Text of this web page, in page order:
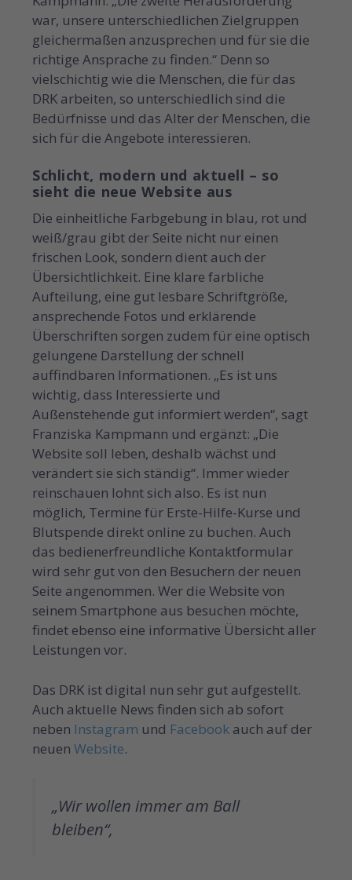
war, unsere unterschiedlichen Zielgruppen
gleichermaßen anzusprechen und für sie die
richtige Ansprache zu finden.“ Denn so
vielschichtig wie die Menschen, die für das
DRK arbeiten, so unterschiedlich sind die
Bedürfnisse und das Alter der Menschen, die
sich für die Angebote interessieren.
Schlicht, modern und aktuell – so
sieht die neue Website aus
Die einheitliche Farbgebung in blau, rot und
weiß/grau gibt der Seite nicht nur einen
frischen Look, sondern dient auch der
Übersichtlichkeit. Eine klare farbliche
Aufteilung, eine gut lesbare Schriftgröße,
ansprechende Fotos und erklärende
Überschriften sorgen zudem für eine optisch
gelungene Darstellung der schnell
auffindbaren Informationen. „Es ist uns
wichtig, dass Interessierte und
Außenstehende gut informiert werden“, sagt
Franziska Kampmann und ergänzt: „Die
Website soll leben, deshalb wächst und
verändert sie sich ständig“. Immer wieder
reinschauen lohnt sich also. Es ist nun
möglich, Termine für Erste-Hilfe-Kurse und
Blutspende direkt online zu buchen. Auch
das ­bedienerfreundliche Kontaktformular
wird sehr gut von den Besuchern der neuen
Seite angenommen. Wer die Website von
seinem Smartphone aus besuchen möchte,
findet ebenso eine informative Übersicht aller
Leistungen vor.
Das DRK ist digital nun sehr gut aufgestellt.
Auch aktuelle News finden sich ab sofort
neben Instagram und Facebook auch auf der
neuen Website.
„Wir wollen immer am Ball
bleiben“,